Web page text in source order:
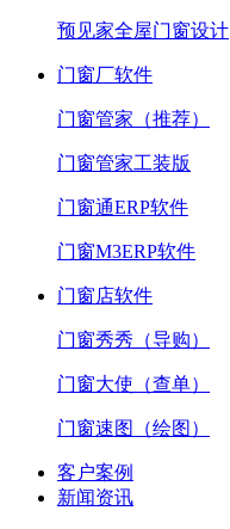
预见家全屋门窗设计
门窗厂软件
门窗管家（推荐）
门窗管家工装版
门窗通ERP软件
门窗M3ERP软件
门窗店软件
门窗秀秀（导购）
门窗大使（查单）
门窗速图（绘图）
客户案例
新闻资讯